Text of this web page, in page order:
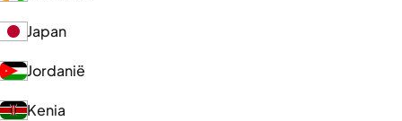
Japan
Jordanië
Kenia